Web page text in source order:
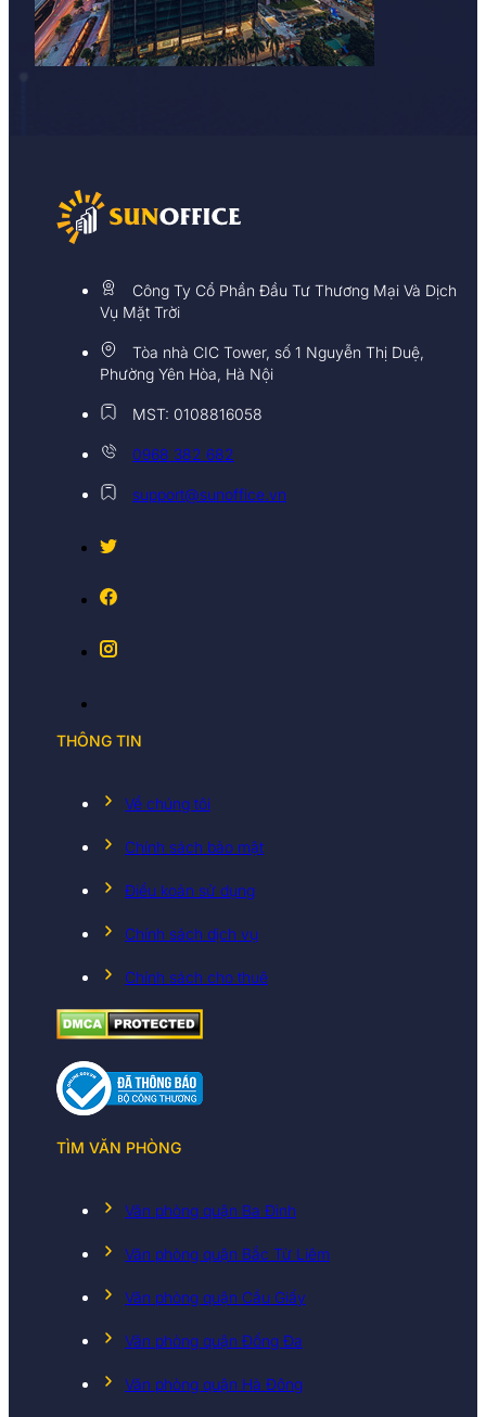
Công Ty Cổ Phần Đầu Tư Thương Mại Và Dịch
Vụ Mặt Trời
Tòa nhà CIC Tower, số 1 Nguyễn Thị Duệ,
Phường Yên Hòa, Hà Nội
MST: 0108816058
0968 382 682
support@sunoffice.vn
THÔNG TIN
Về chúng tôi
Chính sách bảo mật
Điều koản sử dụng
Chính sách dịch vụ
Chính sách cho thuê
TÌM VĂN PHÒNG
Văn phòng quận Ba Đình
Văn phòng quận Bắc Từ Liêm
Văn phòng quận Cầu Giấy
Văn phòng quận Đống Đa
Văn phòng quận Hà Đông